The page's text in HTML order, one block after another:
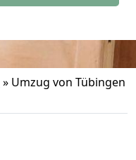
» Umzug von Tübingen